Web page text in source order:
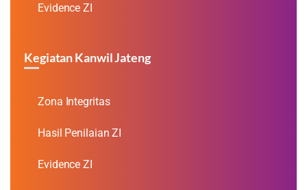
Evidence ZI
Kegiatan Kanwil Jateng
Zona Integritas
Hasil Penilaian ZI
Evidence ZI